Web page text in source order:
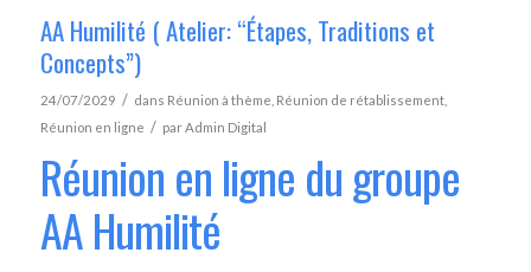
AA Humilité ( Atelier: “Étapes, Traditions et
Concepts”)
24/07/2029 / dans Réunion à thème Réunion de rétablissement,
Réunion en ligne / parAdmin Digital
Réunion en ligne du groupe
AA Humilité